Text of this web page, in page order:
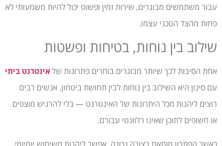
עבור משתמשים מבוגרים, שירות זמין ופשוט יכול להיות משמעותי לא
פחות מהצד הטכני עצמו.
שילוב בין נוחות, בטיחות ופשטות
אחת הסיבות לכך שיותר מבוגרים בוחרים פתרונות שלאינטרנט ביתי
עם סינון היא השילוב בין נוחות לבין תחושת ביטחון. אנשים רבים
רוצים ליהנות מכל היתרונות של האינטרנט — בלי להרגיש מוצפים
או חשופים לתוכן שאינו רלוונטי עבורם.